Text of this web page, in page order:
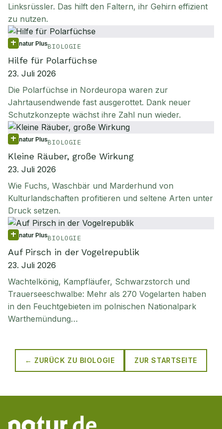
Linksrüssler. Das hilft den Faltern, ihr Gehirn effizient
zu nutzen.
natur PlusBIOLOGIE
Hilfe für Polarfüchse
23. Juli 2026
Die Polarfüchse in Nordeuropa waren zur
Jahrtausendwende fast ausgerottet. Dank neuer
Schutzkonzepte wächst ihre Zahl nun wieder.
natur PlusBIOLOGIE
Kleine Räuber, große Wirkung
23. Juli 2026
Wie Fuchs, Waschbär und Marderhund von
Kulturlandschaften profitieren und seltene Arten unter
Druck setzen.
natur PlusBIOLOGIE
Auf Pirsch in der Vogelrepublik
23. Juli 2026
Wachtelkönig, Kampfläufer, Schwarzstorch und
Trauerseeschwalbe: Mehr als 270 Vogelarten haben
in den Feuchtgebieten im polnischen Nationalpark
Warthemündung…
← ZURÜCK ZU BIOLOGIE ZUR STARTSEITE